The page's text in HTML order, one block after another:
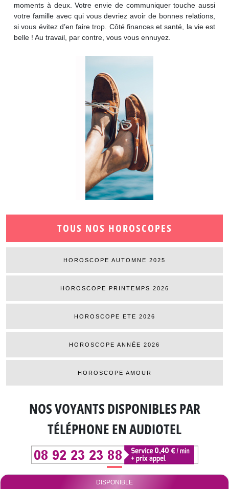
TOUS NOS HOROSCOPES
HOROSCOPE AUTOMNE 2025
HOROSCOPE PRINTEMPS 2026
HOROSCOPE ETE 2026
HOROSCOPE ANNÉE 2026
HOROSCOPE AMOUR
moments à deux. Votre envie de communiquer touche aussi
votre famille avec qui vous devriez avoir de bonnes relations,
si vous évitez d’en faire trop. Côté finances et santé, la vie est
belle ! Au travail, par contre, vous vous ennuyez.
NOS VOYANTS DISPONIBLESPAR
TÉLÉPHONE EN AUDIOTEL
DISPONIBLE